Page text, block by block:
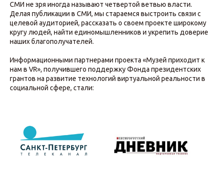
СМИ не зря иногда называют четвертой ветвью власти.
Делая публикации в СМИ, мы стараемся выстроить связи с
целевой аудиторией, рассказать о своем проекте широкому
кругу людей, найти единомышленников и укрепить доверие
наших благополучателей.
Информационными партнерами проекта «‎Музей приходит к
нам в VR», получившего поддержку Фонда президентских
грантов на развитие технологий виртуальной реальности в
социальной сфере, стали: